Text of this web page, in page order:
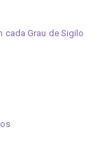
cada Grau de Sigilo